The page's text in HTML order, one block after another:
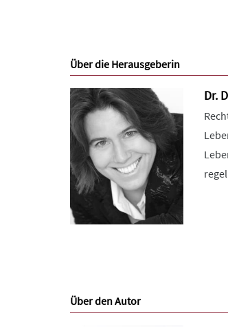
Über die Herausgeberin
Dr.
Über den Autor